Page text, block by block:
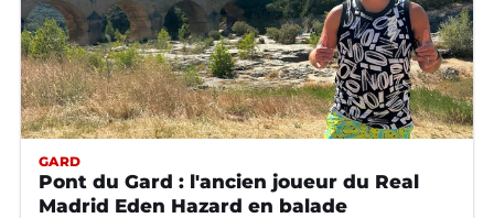
GARD
Pont du Gard : l'ancien joueur du Real
Madrid Eden Hazard en balade